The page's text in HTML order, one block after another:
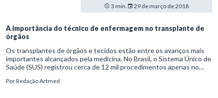
3 min. 29 de março de 2018
A importância do técnico de enfermagem no transplante de
órgãos
Os transplantes de órgãos e tecidos estão entre os avanços mais
importantes alcançados pela medicina. No Brasil, o Sistema Único de
Saúde (SUS) registrou cerca de 12 mil procedimentos apenas no
mesmo período no ano anterior.
PorRedação Artmed